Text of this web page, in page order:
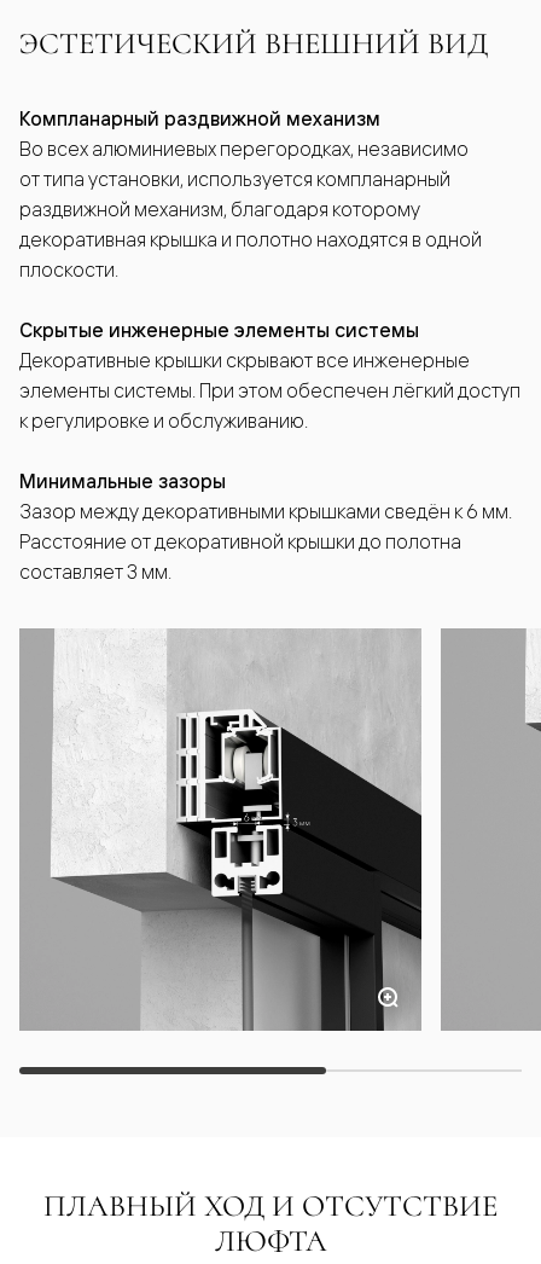
ЭСТЕТИЧЕСКИЙ ВНЕШНИЙ ВИД
Компланарный раздвижной механизм
Во всех алюминиевых перегородках, независимо
от типа установки, используется компланарный
раздвижной механизм, благодаря которому
декоративная крышка и полотно находятся в одной
плоскости.
Скрытые инженерные элементы системы
Декоративные крышки скрывают все инженерные
элементы системы. При этом обеспечен лёгкий доступ
к регулировке и обслуживанию.
Минимальные зазоры
Зазор между декоративными крышками сведён к 6 мм.
Расстояние от декоративной крышки до полотна
составляет 3 мм.
ПЛАВНЫЙ ХОД И ОТСУТСТВИЕ
ЛЮФТА